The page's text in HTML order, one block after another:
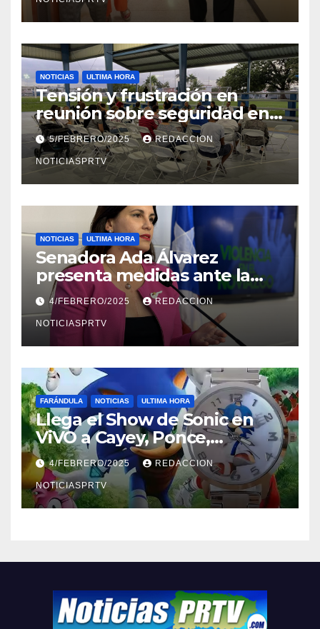
NOTICIAS ULTIMA HORA
Tensión y frustración en
reunión sobre seguridad en
Reparto Metropolitano
5/FEBRERO/2025 REDACCION
NOTICIASPRTV
NOTICIAS ULTIMA HORA
Senadora Ada Álvarez
presenta medidas ante la
violencia en el noviazgo
4/FEBRERO/2025 REDACCION
NOTICIASPRTV
FARÁNDULA NOTICIAS ULTIMA HORA
Llega el Show de Sonic en
ViVO a Cayey, Ponce,
Barceloneta y Humacao,
Relojes gratis para el que
compre ahora….
4/FEBRERO/2025 REDACCION
NOTICIASPRTV